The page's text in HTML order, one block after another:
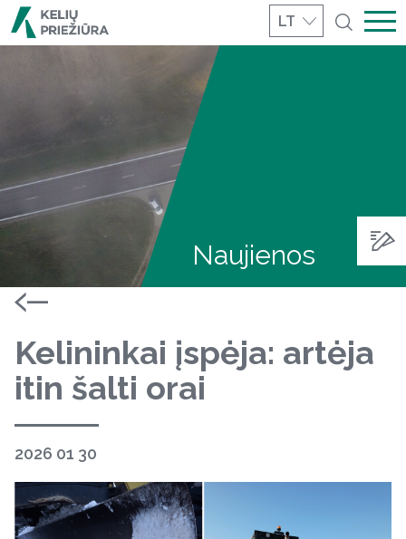
LT
Naujienos
Kelininkai įspėja: artėja
itin šalti orai
2026 01 30